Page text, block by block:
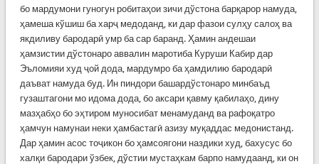
бо мардумони гуногун робитаҳои зичи дўстона барқарор намуда,
ҳамеша кўшиш ба харҷ медоданд, ки дар фазои сулҳу салоҳ ва
якдиливу бародарӣ умр ба сар баранд. Ҳамин андешаи
ҳамзистии дўстонаро аввалин маротиба Куруши Кабир дар
Эъломияи худ ҷой дода, мардумро ба ҳамдилию бародарӣ
даъват намуда буд. Ин пиндори башардўстонаро минбаъд
гузаштагони мо идома дода, бо аксари қавму қабилаҳо, дину
мазҳабҳо бо эҳтиром муносибат менамуданд ва рафоқатро
ҳамчун намунаи неки ҳамбастагӣ азизу муқаддас медонистанд.
Дар ҳамин асос тоҷикон бо ҳамсоягони наздики худ, бахусус бо
халқи бародари ўзбек, дўстии мустаҳкам барпо намудаанд, ки он